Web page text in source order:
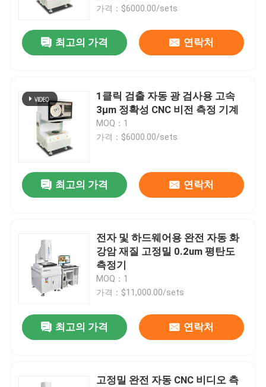
가격：$6000.00/sets
최고의 가격 연락처
1클릭 검출 자동 광 검사용 고속
3μm 정확성 CNC 비전 측정 기계
MOQ：1
가격：$6000.00/sets
최고의 가격 연락처
전자 및 하드웨어용 완전 자동 화
강암 재질 고정밀 0.2um 평탄도
측정기
MOQ：1
가격：$11,000.00/sets
최고의 가격 연락처
고정밀 완전 자동 CNC 비디오 측